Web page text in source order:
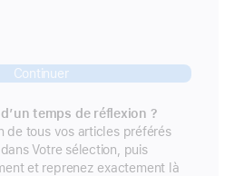
Continuer
temps de réflexion ?
de tous vos articles préférés
Votre sélection, puis
et reprenez exactement là